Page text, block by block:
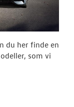
LEJ EN
CRAFTER
CLASSIC PARTS
du her finde en
som vi